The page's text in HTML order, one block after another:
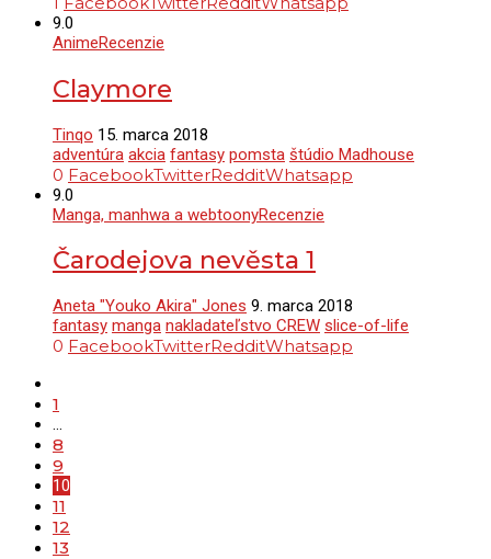
9.0
AnimeRecenzie
Claymore
Tinqo 15. marca 2018
adventúra akcia fantasy pomsta štúdio Madhouse
0 FacebookTwitterRedditWhatsapp
9.0
Manga, manhwa a webtoonyRecenzie
Čarodejova nevěsta 1
Aneta "Youko Akira" Jones 9. marca 2018
fantasy manga nakladateľstvo CREW slice-of-life
0 FacebookTwitterRedditWhatsapp
1
…
8
9
10
11
12
13